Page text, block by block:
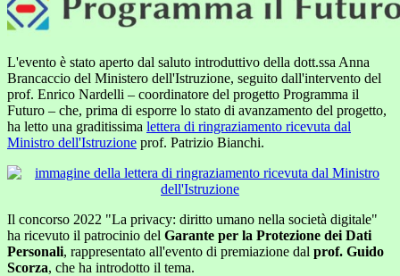
L'evento è stato aperto dal saluto introduttivo della dott.ssa Anna
Brancaccio del Ministero dell'Istruzione, seguito dall'intervento del
prof. Enrico Nardelli – coordinatore del progetto Programma il
Futuro – che, prima di esporre lo stato di avanzamento del progetto,
ha letto una graditissima lettera di ringraziamento ricevuta dal
Ministro dell'Istruzione prof. Patrizio Bianchi.
Il concorso 2022 "La privacy: diritto umano nella società digitale"
ha ricevuto il patrocinio del Garante per la Protezione dei Dati
Personali, rappresentato all'evento di premiazione dal prof. Guido
Scorza, che ha introdotto il tema.